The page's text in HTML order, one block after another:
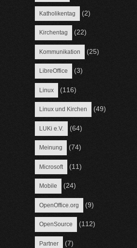
Katholikentag (2)
Kirchentag (22)
Kommunikation (25)
LibreOffice (3)
Linux (116)
Linux und Kirchen (49)
LUKi e.V. (64)
Meinung (74)
Microsoft (11)
Mobile (24)
OpenOffice.org (9)
OpenSource (112)
Partner (7)